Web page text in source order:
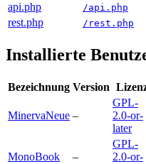
api.php /api.php
rest.php /rest.php
Installierte
Bezeichnung Version
MinervaNeue –
GPL-
2.0-or-
later
MonoBook –
GPL-
2.0-or-